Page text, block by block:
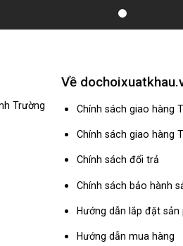
Trường
Về
Chính sách giao hàng
Chính sách giao hàng
Chính sách đổi trả
Chính sách bảo hành
Hướng dẫn lắp đặt sản
Hướng dẫn mua hàng